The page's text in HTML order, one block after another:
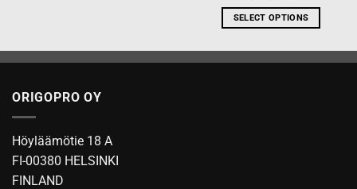
SELECT OPTIONS
product
ORIGOPRO OY
Höyläämötie 18 A
FI-00380 HELSINKI
FINLAND